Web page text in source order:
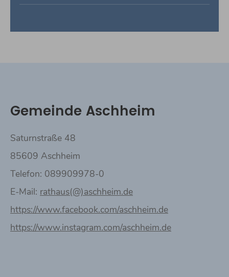
Gemeinde Aschheim
Saturnstraße 48
85609 Aschheim
Telefon: 089909978-0
E-Mail: rathaus(@)aschheim.de
https://www.facebook.com/aschheim.de
https://www.instagram.com/aschheim.de